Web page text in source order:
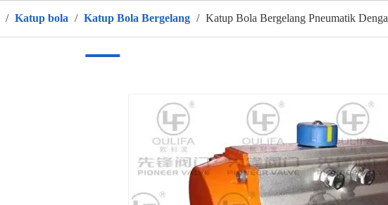
/ Katup bola / Katup Bola Bergelang / Katup Bola Bergelang Pneumatik